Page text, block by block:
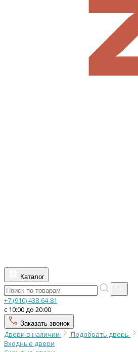
Каталог
+7 (910) 438-64-81
с 10:00 до 20:00
Заказать звонок
Двери в наличии
Подобрать дверь
Входные двери